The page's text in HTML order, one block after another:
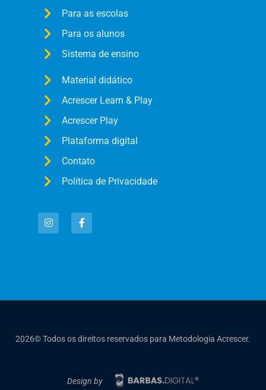
Para as escolas
Para os alunos
Sistema de ensino
Material didático
Acrescer Learn & Play
Acrescer Play
Plataforma digital
Contato
Política de Privacidade
2026© Todos os direitos reservados para Metodologia Acrescer.
Design by